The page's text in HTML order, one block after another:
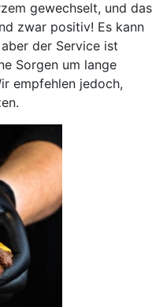
gewechselt, und das
zwar positiv! Es kann
der Service ist
Sorgen um lange
empfehlen jedoch,